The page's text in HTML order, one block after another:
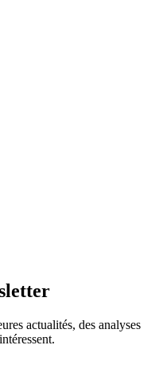
actualités, des analyses